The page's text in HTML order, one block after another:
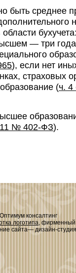
быть среднее
— три
), если нет
страховых
(ч. 4
№ 402-ФЗ).
консалтинг
логотипа, фирменный
сайта— дизайн-